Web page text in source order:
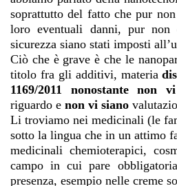
soprattutto del fatto che pur
loro eventuali danni, pur non
sicurezza siano stati imposti
Ciò che è grave è che le
titolo fra gli additivi, materia
1169/2011
nonostante non
riguardo e non vi siano
Li troviamo nei medicinali (le
sotto la lingua che in un attimo
medicinali chemioterapici,
campo in cui pare
presenza, esempio nelle creme